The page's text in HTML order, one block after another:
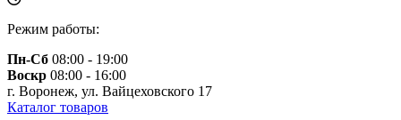
Режим работы:
Пн-Сб 08:00 - 19:00
Воскр 08:00 - 16:00
г. Воронеж, ул. Вайцеховского 17
Каталог товаров